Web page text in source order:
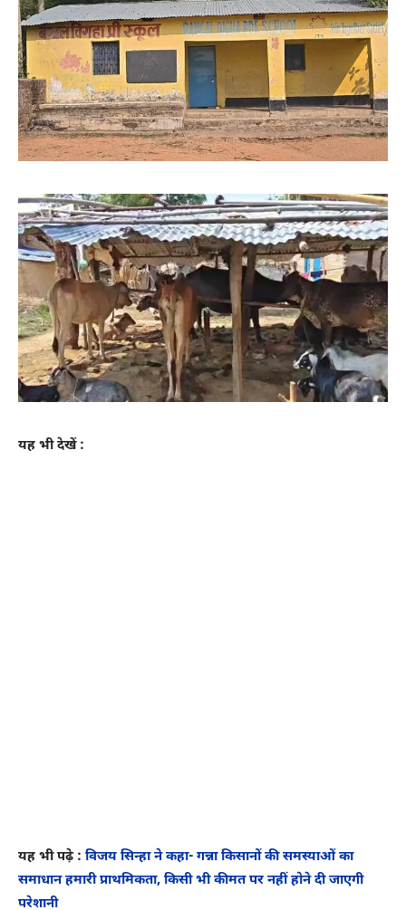
यह भी देखें :
यह भी पढ़े : विजय सिन्हा ने कहा- गन्ना किसानों की समस्याओं का
समाधान हमारी प्राथमिकता, किसी भी कीमत पर नहीं होने दी जाएगी
परेशानी